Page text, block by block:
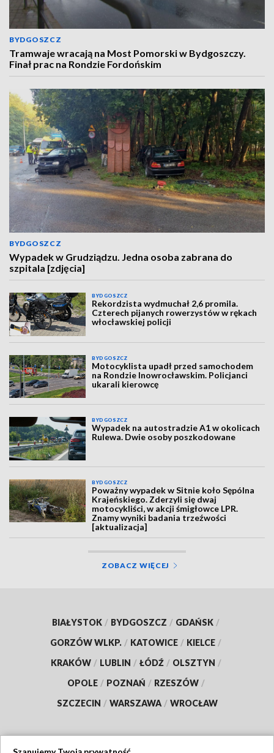
BYDGOSZCZ
Tramwaje wracają na Most Pomorski w Bydgoszczy.
Finał prac na Rondzie Fordońskim
BYDGOSZCZ
Wypadek w Grudziądzu. Jedna osoba zabrana do
szpitala [zdjęcia]
BYDGOSZCZ
Rekordzista wydmuchał 2,6 promila.
Czterech pijanych rowerzystów w rękach
włocławskiej policji
BYDGOSZCZ
Motocyklista upadł przed samochodem
na Rondzie Inowrocławskim. Policjanci
ukarali kierowcę
BYDGOSZCZ
Wypadek na autostradzie A1 w okolicach
Rulewa. Dwie osoby poszkodowane
BYDGOSZCZ
Poważny wypadek w Sitnie koło Sępólna
Krajeńskiego. Zderzyli się dwaj
motocykliści, w akcji śmigłowce LPR.
Znamy wyniki badania trzeźwości
[aktualizacja]
ZOBACZ WIĘCEJ
BIAŁYSTOK / BYDGOSZCZ / GDAŃSK /
GORZÓW WLKP. / KATOWICE / KIELCE /
KRAKÓW / LUBLIN / ŁÓDŹ / OLSZTYN /
OPOLE / POZNAŃ / RZESZÓW /
SZCZECIN / WARSZAWA / WROCŁAW